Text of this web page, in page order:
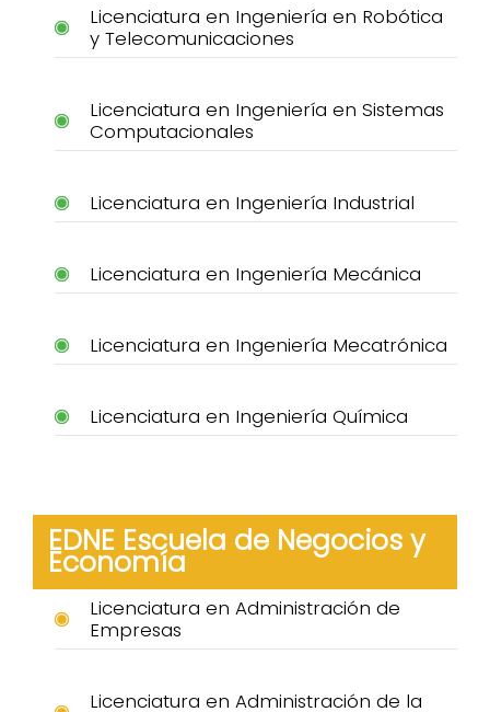
Licenciatura en Ingeniería en Robótica
y Telecomunicaciones
Licenciatura en Ingeniería en Sistemas
Computacionales
Licenciatura en Ingeniería Industrial
Licenciatura en Ingeniería Mecánica
Licenciatura en Ingeniería Mecatrónica
Licenciatura en Ingeniería Química
EDNE Escuela de Negocios y
Economía
Licenciatura en Administración de
Empresas
Licenciatura en Administración de la